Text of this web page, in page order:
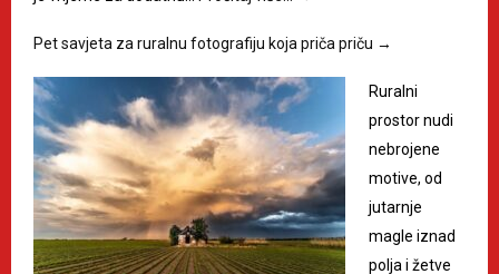
Pet savjeta za ruralnu fotografiju koja priča priču →
Ruralni
prostor nudi
nebrojene
motive, od
jutarnje
magle iznad
polja i žetve